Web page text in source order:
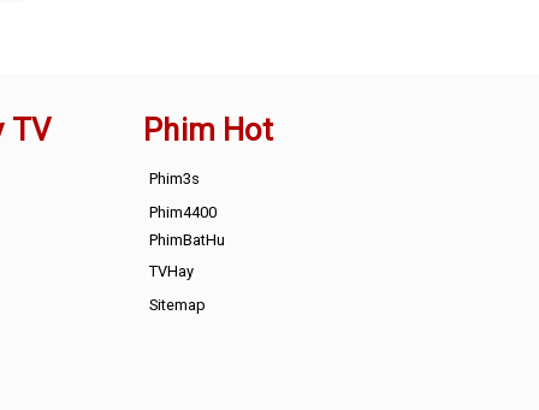
TV Phim Hot
Phim3s
Phim4400
PhimBatHu
TVHay
Sitemap